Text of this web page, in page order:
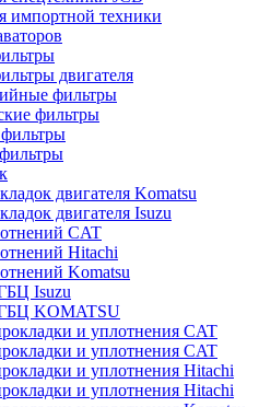
импортной техники
двигателя
фильтры
фильтры
двигателя Komatsu
двигателя Isuzu
CAT
Hitachi
Komatsu
Isuzu
KOMATSU
и уплотнения CAT
и уплотнения CAT
и уплотнения Hitachi
и уплотнения Hitachi